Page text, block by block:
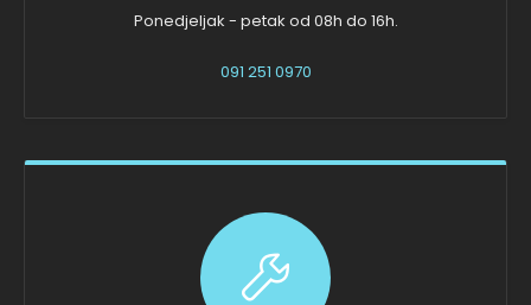
Ponedjeljak - petak od 08h do 16h.
091 251 0970